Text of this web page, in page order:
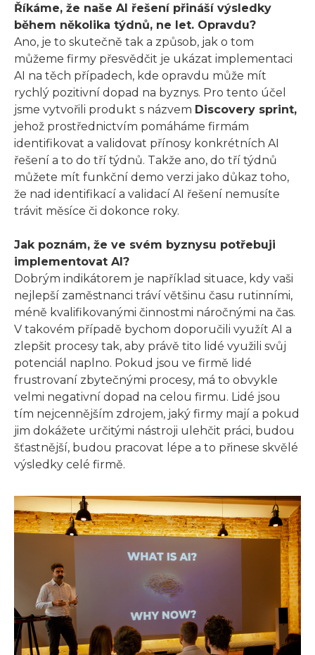
Říkáme, že naše AI řešení přináší výsledky
během několika týdnů, ne let. Opravdu?
Ano, je to skutečně tak a způsob, jak o tom
můžeme firmy přesvědčit je ukázat implementaci
AI na těch případech, kde opravdu může mít
rychlý pozitivní dopad na byznys. Pro tento účel
jsme vytvořili produkt s názvem Discovery sprint,
jehož prostřednictvím pomáháme firmám
identifikovat a validovat přínosy konkrétních AI
řešení a to do tří týdnů. Takže ano, do tří týdnů
můžete mít funkční demo verzi jako důkaz toho,
že nad identifikací a validací AI řešení nemusíte
trávit měsíce či dokonce roky.
Jak poznám, že ve svém byznysu potřebuji
implementovat AI?
Dobrým indikátorem je například situace, kdy vaši
nejlepší zaměstnanci tráví většinu času rutinními,
méně kvalifikovanými činnostmi náročnými na čas.
V takovém případě bychom doporučili využít AI a
zlepšit procesy tak, aby právě tito lidé využili svůj
potenciál naplno. Pokud jsou ve firmě lidé
frustrovaní zbytečnými procesy, má to obvykle
velmi negativní dopad na celou firmu. Lidé jsou
tím nejcennějším zdrojem, jaký firmy mají a pokud
jim dokážete určitými nástroji ulehčit práci, budou
šťastnější, budou pracovat lépe a to přinese skvělé
výsledky celé firmě.